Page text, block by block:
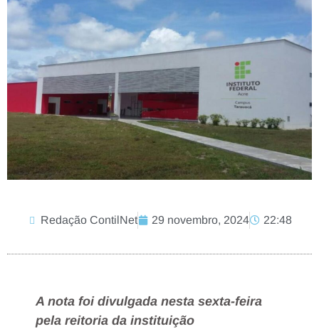
Redação ContilNet 29 novembro, 2024 22:48
A nota foi divulgada nesta sexta-feira
pela reitoria da instituição